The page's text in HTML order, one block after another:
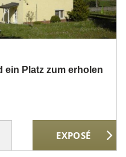
ein Platz zum erholen